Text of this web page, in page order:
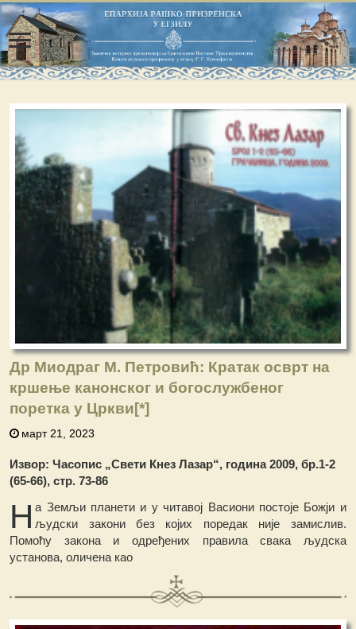
Др Миодраг М. Петровић: Кратак осврт на
кршење канонског и богослужбеног
поретка у Цркви[*]
март 21, 2023
Извор: Часопис „Свети Кнез Лазар“, година 2009, бр.1-2
(65-66), стр. 73-86
Н а Земљи планети и у читавој Васиони постоје Божји и
људски закони без којих поредак није замислив.
Помоћу закона и одређених правила свака људска
установа, оличена као